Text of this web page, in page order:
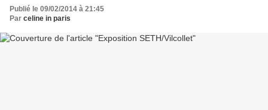
Publié le 09/02/2014 à 21:45
Par celine in paris